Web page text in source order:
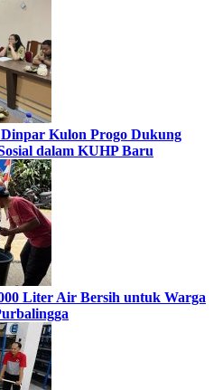
Kulon Progo Dukung
dalam KUHP Baru
Liter Air Bersih untuk Warga